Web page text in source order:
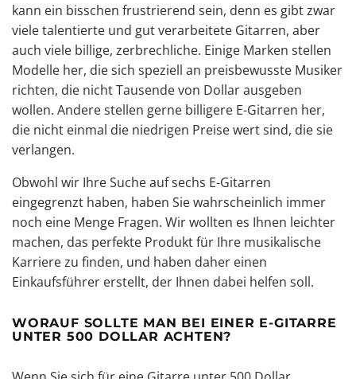
kann ein bisschen frustrierend sein, denn es gibt zwar
viele talentierte und gut verarbeitete Gitarren, aber
auch viele billige, zerbrechliche. Einige Marken stellen
Modelle her, die sich speziell an preisbewusste Musiker
richten, die nicht Tausende von Dollar ausgeben
wollen. Andere stellen gerne billigere E-Gitarren her,
die nicht einmal die niedrigen Preise wert sind, die sie
verlangen.
Obwohl wir Ihre Suche auf sechs E-Gitarren
eingegrenzt haben, haben Sie wahrscheinlich immer
noch eine Menge Fragen. Wir wollten es Ihnen leichter
machen, das perfekte Produkt für Ihre musikalische
Karriere zu finden, und haben daher einen
Einkaufsführer erstellt, der Ihnen dabei helfen soll.
WORAUF SOLLTE MAN BEI EINER E-GITARRE
UNTER 500 DOLLAR ACHTEN?